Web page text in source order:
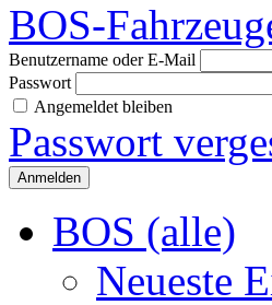
BOS-
Benutzername oder E-Mail
Passwort
Angemeldet bleiben
Passwort
BOS (alle)
Neueste